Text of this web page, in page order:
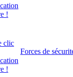
!
clic
!
Forces de